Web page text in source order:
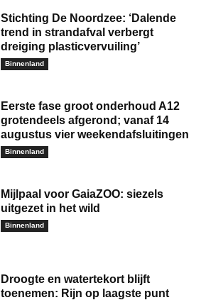
Stichting De Noordzee: ‘Dalende
trend in strandafval verbergt
dreiging plasticvervuiling’
Binnenland
Eerste fase groot onderhoud A12
grotendeels afgerond; vanaf 14
augustus vier weekendafsluitingen
Binnenland
Mijlpaal voor GaiaZOO: siezels
uitgezet in het wild
Binnenland
Droogte en watertekort blijft
toenemen: Rijn op laagste punt